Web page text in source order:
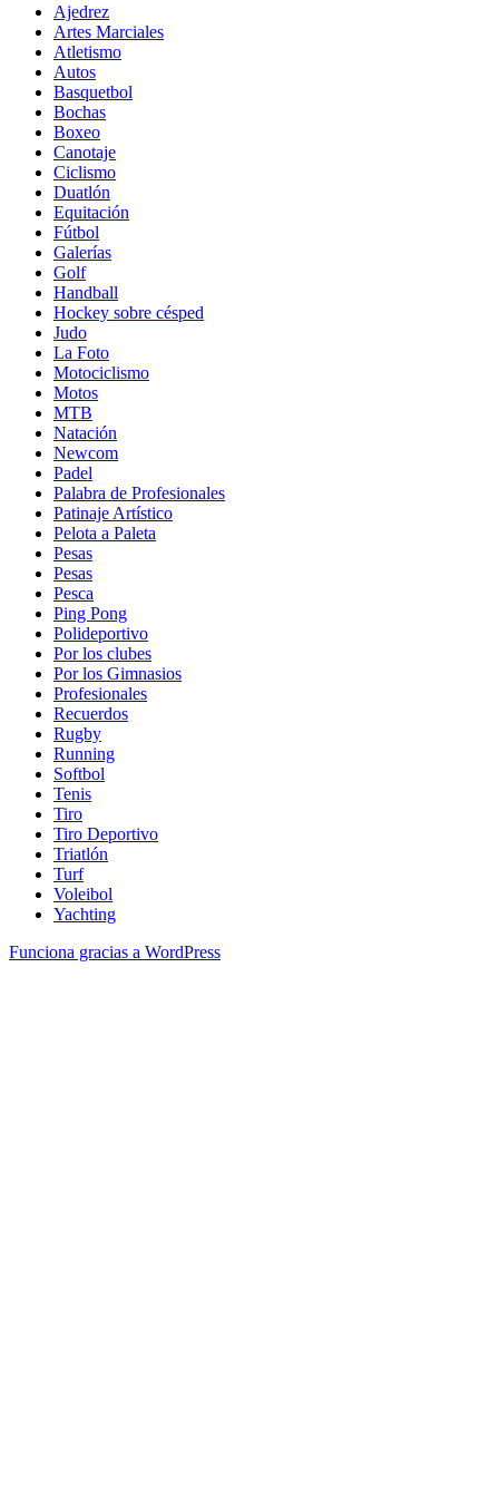
Ajedrez
Artes Marciales
Atletismo
Autos
Basquetbol
Bochas
Boxeo
Canotaje
Ciclismo
Duatlón
Equitación
Fútbol
Galerías
Golf
Handball
Hockey sobre césped
Judo
La Foto
Motociclismo
Motos
MTB
Natación
Newcom
Padel
Palabra de Profesionales
Patinaje Artístico
Pelota a Paleta
Pesas
Pesas
Pesca
Ping Pong
Polideportivo
Por los clubes
Por los Gimnasios
Profesionales
Recuerdos
Rugby
Running
Softbol
Tenis
Tiro
Tiro Deportivo
Triatlón
Turf
Voleibol
Yachting
Funciona gracias a WordPress